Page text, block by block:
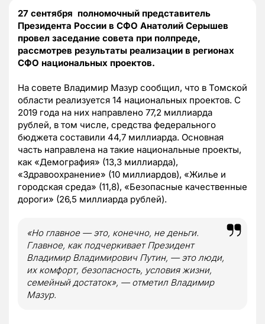
27 сентября полномочный представитель
Президента России в СФО Анатолий Серышев
провел заседание совета при полпреде,
рассмотрев результаты реализации в регионах
СФО национальных проектов.
На совете Владимир Мазур сообщил, что в Томской
области реализуется 14 национальных проектов. С
2019 года на них направлено 77,2 миллиарда
рублей, в том числе, средства федерального
бюджета составили 44,7 миллиарда. Основная
часть направлена на такие национальные проекты,
как «Демография» (13,3 миллиарда),
«Здравоохранение» (10 миллиардов), «Жилье и
городская среда» (11,8), «Безопасные качественные
дороги» (26,5 миллиарда рублей).
«Но главное — это, конечно, не деньги.
Главное, как подчеркивает Президент
Владимир Владимирович Путин, — это люди,
их комфорт, безопасность, условия жизни,
семейный достаток», — отметил Владимир
Мазур.